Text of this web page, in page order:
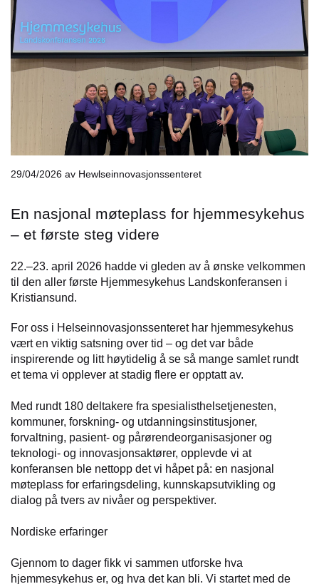
29/04/2026 av Hewlseinnovasjonssenteret
En nasjonal møteplass for hjemmesykehus
– et første steg videre
22.–23. april 2026 hadde vi gleden av å ønske velkommen
til den aller første Hjemmesykehus Landskonferansen i
Kristiansund.
For oss i Helseinnovasjonssenteret har hjemmesykehus
vært en viktig satsning over tid – og det var både
inspirerende og litt høytidelig å se så mange samlet rundt
et tema vi opplever at stadig flere er opptatt av.
Med rundt 180 deltakere fra spesialisthelsetjenesten,
kommuner, forskning- og utdanningsinstitusjoner,
forvaltning, pasient- og pårørendeorganisasjoner og
teknologi- og innovasjonsaktører, opplevde vi at
konferansen ble nettopp det vi håpet på: en nasjonal
møteplass for erfaringsdeling, kunnskapsutvikling og
dialog på tvers av nivåer og perspektiver.
Nordiske erfaringer
Gjennom to dager fikk vi sammen utforske hva
hjemmesykehus er, og hva det kan bli. Vi startet med de